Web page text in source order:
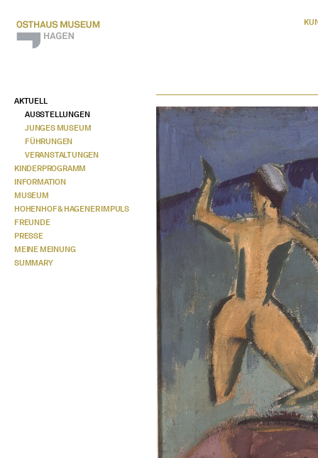
AKTUELL
AUSSTELLUNGEN
JUNGES MUSEUM
FÜHRUNGEN
VERANSTALTUNGEN
KINDERPROGRAMM
INFORMATION
MUSEUM
HOHENHOF & HAGENER IMPULS
FREUNDE
PRESSE
MEINE MEINUNG
SUMMARY